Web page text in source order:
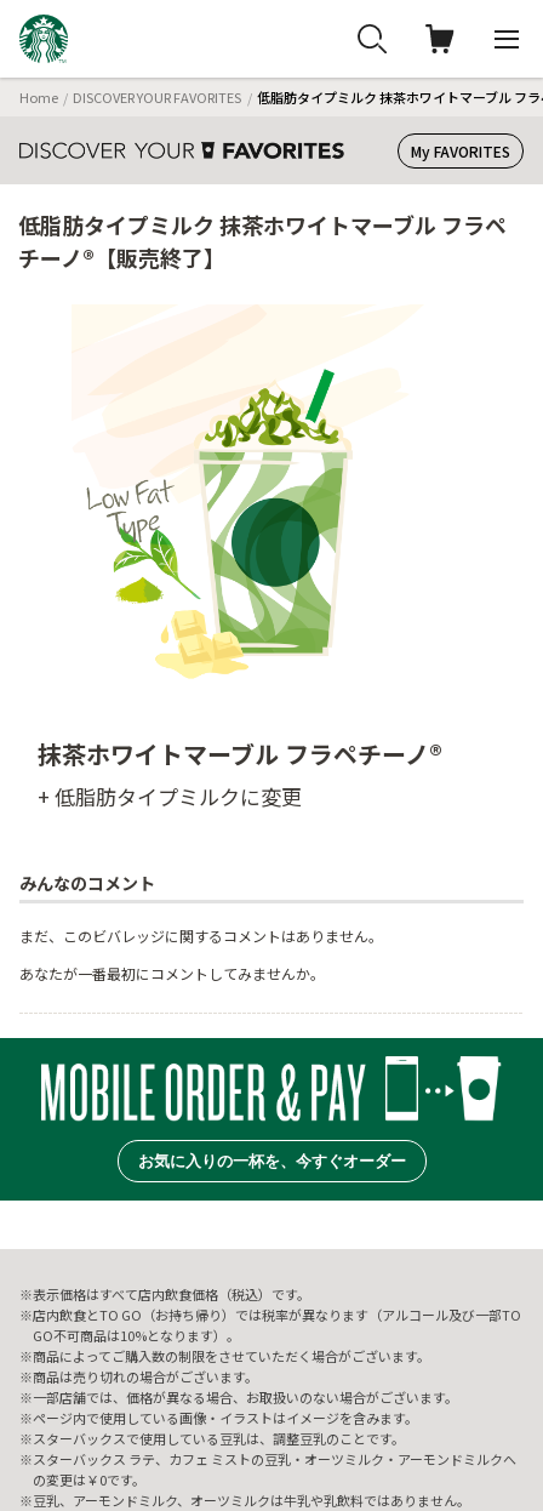
Home DISCOVER YOUR FAVORITES 低脂肪タイプミルク 抹茶ホワイトマーブル フ
My FAVORITES
低脂肪タイプミルク 抹茶ホワイトマーブル フラペ
チーノ®【販売終了】
抹茶ホワイトマーブル フラペチーノ®
+ 低脂肪タイプミルクに変更
みんなのコメント
まだ、このビバレッジに関するコメントはありません。
あなたが一番最初にコメントしてみませんか。
お気に入りの一杯を、今すぐオーダー
表示価格はすべて店内飲食価格（税込）です。
店内飲食とTO GO（お持ち帰り）では税率が異なります（アルコール及び一部TO
GO不可商品は10%となります）。
商品によってご購入数の制限をさせていただく場合がございます。
商品は売り切れの場合がございます。
一部店舗では、価格が異なる場合、お取扱いのない場合がございます。
ページ内で使用している画像・イラストはイメージを含みます。
スターバックスで使用している豆乳は、調整豆乳のことです。
スターバックス ラテ、カフェ ミストの豆乳・オーツミルク・アーモンドミルクへ
の変更は￥0です。
豆乳、アーモンドミルク、オーツミルクは牛乳や乳飲料ではありません。